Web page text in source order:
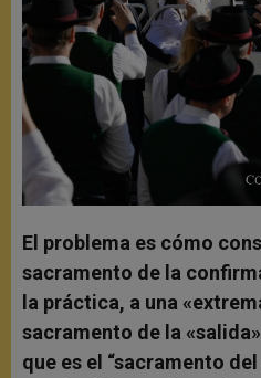
El problema es cómo
sacramento de la
la práctica, a una
sacramento de la
que es el “sacramento